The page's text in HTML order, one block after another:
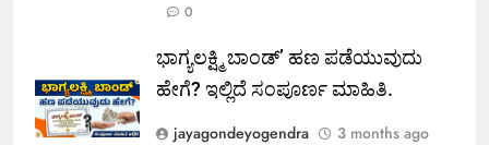
0
ಭಾಗ್ಯಲಕ್ಷ್ಮಿ ಬಾಂಡ್’ ಹಣ ಪಡೆಯುವುದು
ಹೇಗೆ? ಇಲ್ಲಿದೆ ಸಂಪೂರ್ಣ ಮಾಹಿತಿ.
jayagondeyogendra
3 months ago